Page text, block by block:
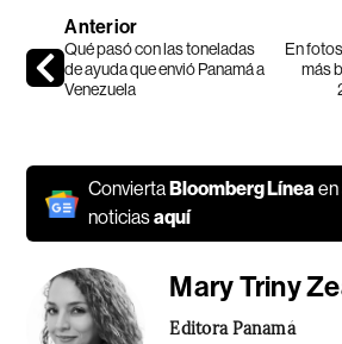
Anterior
Qué pasó con las toneladas
de ayuda que envió Panamá a
Venezuela
En
más
Convierta Bloomberg Líneaen
noticiasaquí
Mary Triny
Editora Panamá